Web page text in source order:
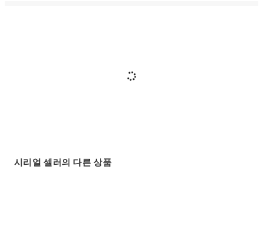
시리얼 셀러의 다른 상품